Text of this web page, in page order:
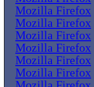
Mozilla Firefox
Mozilla Firefox
Mozilla Firefox
Mozilla Firefox
Mozilla Firefox
Mozilla Firefox